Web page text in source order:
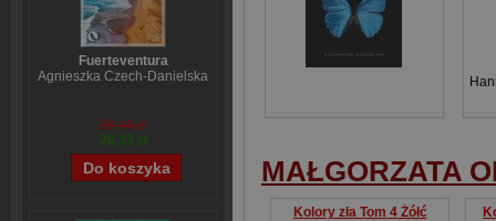
Fuerteventura
Agnieszka Czech-Danielska
38,44 zł
28,33 zł
MAŁGORZATA
Kolory zła Tom 4 Żółć